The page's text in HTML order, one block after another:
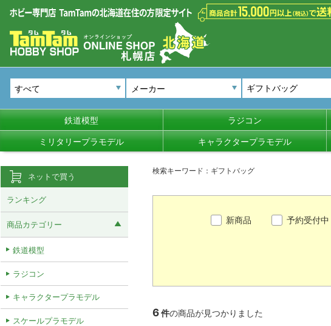
メーカー
鉄道模型 ラジコン
ミリタリープラモデル キャラクタープラモデル
検索キーワード：ギフトバッグ
新商品 予約受付中
6件の商品が見つかりました
ネットで買う
ランキング
商品カテゴリー
鉄道模型
ラジコン
キャラクタープラモデル
スケールプラモデル